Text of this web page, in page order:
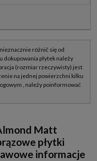
Matt
płytki
informacje